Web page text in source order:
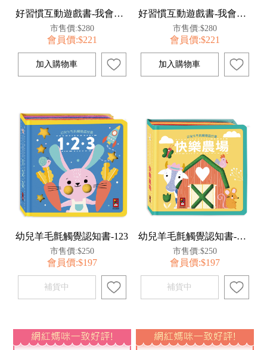
好習慣互動遊戲書-我會洗澡
市售價:$280
會員價:$221
好習慣互動遊戲書-我會嗯嗯
市售價:$280
會員價:$221
幼兒羊毛氈觸覺認知書-123
市售價:$250
會員價:$197
幼兒羊毛氈觸覺認知書-快樂農場
市售價:$250
會員價:$197